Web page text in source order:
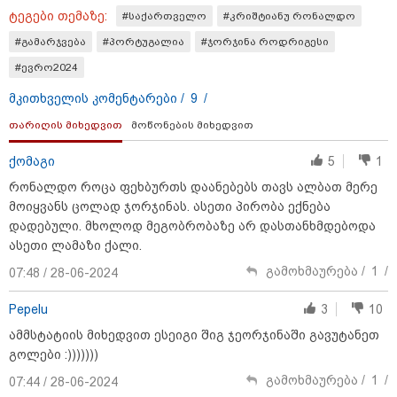
15:42 / 07-08-2026
"საიდან იცის, მან სინამდვილეში რა
ხდებოდა... აფხაზეთის ომში თუ არ
ვცდები სამჯერ არის ნამყოფი, არც
ერთხელ 10 დღეს არ ცდებოდა" - გია
ყარყარაშვილი გიორგი ბარამიძის
განცხადებაზე
ტეგები თემაზე: #საქართველო #კრიშტიანუ რონალდო
#გამარჯვება #პორტუგალია #ჯორჯინა როდრიგესი
#ევრო2024
მკითხველის კომენტარები / 9 /
თარიღის მიხედვით მოწონების მიხედვით
ქომაგი 5
1
რონალდო როცა ფეხბურთს დაანებებს თავს ალბათ მერე
მოიყვანს ცოლად ჯორჯინას. ასეთი პირობა ექნება
დადებული. მხოლოდ მეგობრობაზე არ დასთანხმდებოდა
ასეთი ლამაზი ქალი.
07:48 / 28-06-2024
გამოხმაურება / 1 /
Pepelu 3
10
ამმსტატიის მიხედვით ესეიგი შიგ ჯეორჯინაში გავუტანეთ
გოლები :)))))))
07:44 / 28-06-2024
გამოხმაურება / 1 /